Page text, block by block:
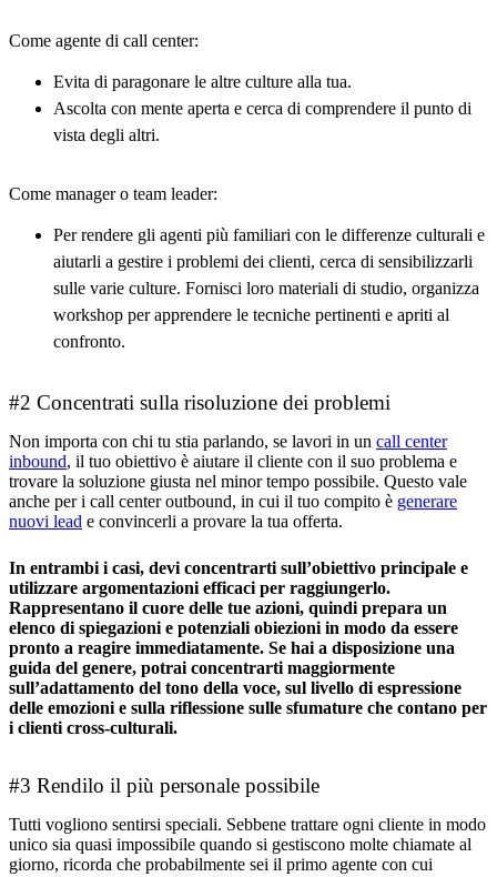
Come agente di call center:
Evita di paragonare le altre culture alla tua.
Ascolta con mente aperta e cerca di comprendere il punto di
vista degli altri.
Come manager o team leader:
Per rendere gli agenti più familiari con le differenze culturali e
aiutarli a gestire i problemi dei clienti, cerca di sensibilizzarli
sulle varie culture. Fornisci loro materiali di studio, organizza
workshop per apprendere le tecniche pertinenti e apriti al
confronto.
#2 Concentrati sulla risoluzione dei problemi
Non importa con chi tu stia parlando, se lavori in un call center
inbound, il tuo obiettivo è aiutare il cliente con il suo problema e
trovare la soluzione giusta nel minor tempo possibile. Questo vale
anche per i call center outbound, in cui il tuo compito è generare
nuovi lead e convincerli a provare la tua offerta.
In entrambi i casi, devi concentrarti sull’obiettivo principale e
utilizzare argomentazioni efficaci per raggiungerlo.
Rappresentano il cuore delle tue azioni, quindi prepara un
elenco di spiegazioni e potenziali obiezioni in modo da essere
pronto a reagire immediatamente. Se hai a disposizione una
guida del genere, potrai concentrarti maggiormente
sull’adattamento del tono della voce, sul livello di espressione
delle emozioni e sulla riflessione sulle sfumature che contano per
i clienti cross-culturali.
#3 Rendilo il più personale possibile
Tutti vogliono sentirsi speciali. Sebbene trattare ogni cliente in modo
unico sia quasi impossibile quando si gestiscono molte chiamate al
giorno, ricorda che probabilmente sei il primo agente con cui